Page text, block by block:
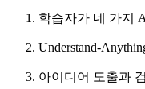
학습자가 네 가지
Understand-
아이디어 도출과